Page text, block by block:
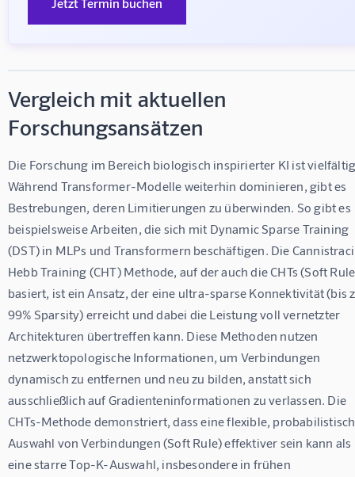
Vergleich mit aktuellen
Forschungsansätzen
Die Forschung im Bereich biologisch inspirierter KI ist
Während Transformer-Modelle weiterhin dominieren, gibt es
Bestrebungen, deren Limitierungen zu überwinden. So gibt es
beispielsweise Arbeiten, die sich mit Dynamic Sparse Training
(DST) in MLPs und Transformern beschäftigen. Die
Hebb Training (CHT) Methode, auf der auch die CHTs (Soft
basiert, ist ein Ansatz, der eine ultra-sparse Konnektivität (bis
99% Sparsity) erreicht und dabei die Leistung voll vernetzter
Architekturen übertreffen kann. Diese Methoden nutzen
netzwerktopologische Informationen, um Verbindungen
dynamisch zu entfernen und neu zu bilden, anstatt sich
ausschließlich auf Gradienteninformationen zu verlassen. Die
CHTs-Methode demonstriert, dass eine flexible,
Auswahl von Verbindungen (Soft Rule) effektiver sein kann als
eine starre Top-K-Auswahl, insbesondere in frühen